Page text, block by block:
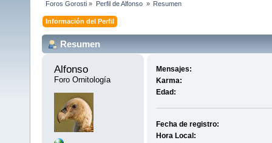
Foros Gorosti » Perfil de Alfonso » Resumen
Información del Perfil
Resumen
Alfonso
Foro Ornitología
Mensajes:
Karma:
Edad:
Fecha de registro:
Hora Local: